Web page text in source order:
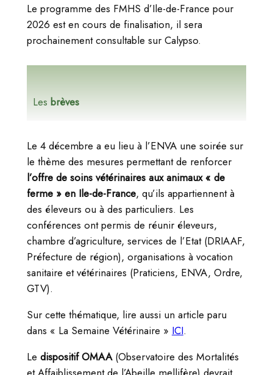
Le programme des FMHS d’Ile-de-France pour
2026 est en cours de finalisation, il sera
prochainement consultable sur Calypso.
Les brèves
Le 4 décembre a eu lieu à l’ENVA une soirée sur
le thème des mesures permettant de renforcer
l’offre de soins vétérinaires aux animaux « de
ferme » en Ile-de-France, qu’ils appartiennent à
des éleveurs ou à des particuliers. Les
conférences ont permis de réunir éleveurs,
chambre d’agriculture, services de l’Etat (DRIAAF,
Préfecture de région), organisations à vocation
sanitaire et vétérinaires (Praticiens, ENVA, Ordre,
GTV).
Sur cette thématique, lire aussi un article paru
dans « La Semaine Vétérinaire » ICI.
Le dispositif OMAA(Observatoire des Mortalités